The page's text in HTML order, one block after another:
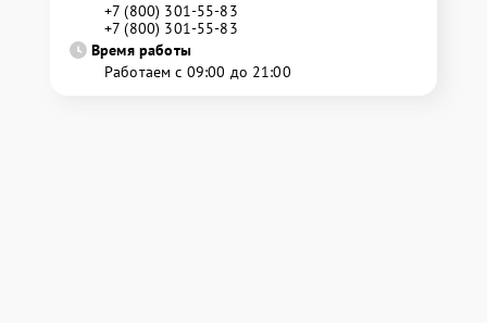
+7 (800) 301-55-83
+7 (800) 301-55-83
Время работы
Работаем с 09:00 до 21:00